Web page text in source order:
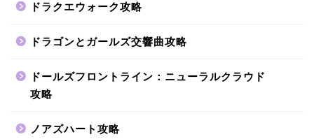
ドラクエウォーク攻略
ドラゴンとガールズ交響曲攻略
ドールズフロントライン：ニューラルクラウド
攻略
ノアズハート攻略